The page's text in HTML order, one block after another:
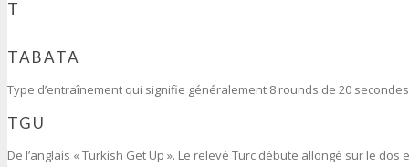
T
TABATA
Type d’entraînement qui signifie généralement 8 rounds de 20
TGU
De l’anglais « Turkish Get Up ». Le relevé Turc débute allongé sur le